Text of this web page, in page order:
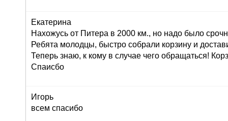
Екатерина
Нахожусь от Питера в 2000 км., но надо было
Ребята молодцы, быстро собрали корзину и
Теперь знаю, к кому в случае чего обращаться!
Спаисбо
Игорь
всем спасибо